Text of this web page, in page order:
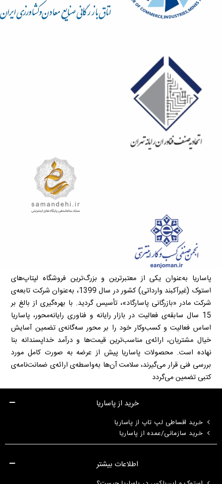
پاساریا به‌عنوان یکی از معتبرترین و بزرگ‌ترین فروشگاه لپتاپ‌های
استوک (غیرآکبند وارداتی) کشور در سال 1399، به‌عنوان شرکت تابعه‌ی
شرکت مادر «بازرگانی پاسارگاد»، تأسیس گردید. با بهره‌گیری از بالغ بر
15 سال سابقه‌ی فعالیت در بازار رایانه و فناوری رایانه‌محور، پاساریا
اساس فعالیت و کسب‌وکار خود را بر محور سه‌گانه‌ی تضمین آسایش
خیال مشتریان، ارائه‌ی مناسب‌ترین قیمت‌ها و درآمد خداپسندانه بنا
نهاده است. محصولات پاساریا پیش از عرضه به صورت کامل مورد
بررسی فنی قرار می‌گیرند، سلامت آن‌ها به‌واسطه‌ی ارائه‌ی ضمانت‌نامه‌ی
کتبی تضمین می‌گردد
خرید از پاساریا
خرید اقساطی لپ تاپ از پاساریا
خرید سازمانی/عمده از پاساریا
اطلاعات بیشتر